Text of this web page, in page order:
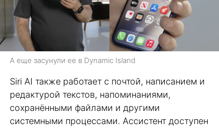
А еще засунули ее в Dynamic Island
Siri AI также работает с почтой, написанием и
редактурой текстов, напоминаниями,
сохранёнными файлами и другими
системными процессами. Ассистент доступен